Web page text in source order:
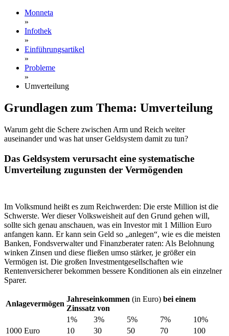
Monneta
»
Infothek
»
Einführungsartikel
»
Probleme
»
Umverteilung
Grundlagen zum Thema: Umverteilung
Warum geht die Schere zwischen Arm und Reich weiter
auseinander und was hat unser Geldsystem damit zu tun?
Das Geldsystem verursacht eine systematische
Umverteilung zugunsten der Vermögenden
Im Volksmund heißt es zum Reichwerden: Die erste Million ist die
Schwerste. Wer dieser Volksweisheit auf den Grund gehen will,
sollte sich genau anschauen, was ein Investor mit 1 Million Euro
anfangen kann. Er kann sein Geld so „anlegen“, wie es die meisten
Banken, Fondsverwalter und Finanzberater raten: Als Belohnung
winken Zinsen und diese fließen umso stärker, je größer ein
Vermögen ist. Die großen Investmentgesellschaften wie
Rentenversicherer bekommen bessere Konditionen als ein einzelner
Sparer.
Anlagevermögen
Jahreseinkommen (in Euro) bei einem
Zinssatz von
1%
3% 5% 7%
10%
1000 Euro
10 30 50 70
100